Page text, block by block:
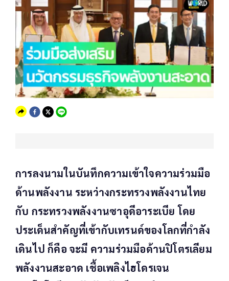
การลงนามในบันทึกความเข้าใจความร่วมมือ
ด้านพลังงาน ระหว่างกระทรวงพลังงานไทย
กับ กระทรวงพลังงานซาอุดีอาระเบีย โดย
ประเด็นสำคัญที่เข้ากับเทรนด์ของโลกที่กำลัง
เดินไป ก็คือ จะมี ความร่วมมือด้านปิโตรเลียม
พลังงานสะอาด เชื้อเพลิงไฮโดรเจน